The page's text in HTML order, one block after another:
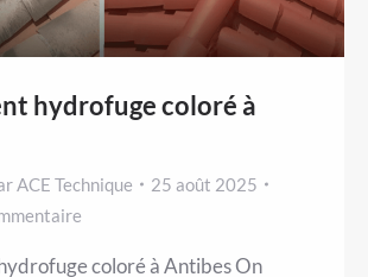
hydrofuge coloré à
ACE Technique
25 août 2025
coloré à Antibes On